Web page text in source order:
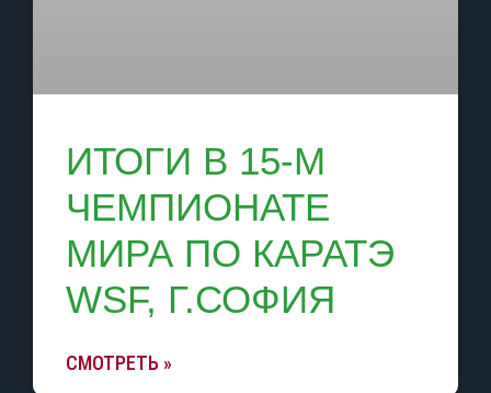
ИТОГИ В 15-М
ЧЕМПИОНАТЕ
МИРА ПО КАРАТЭ
WSF, Г.СОФИЯ
СМОТРЕТЬ »